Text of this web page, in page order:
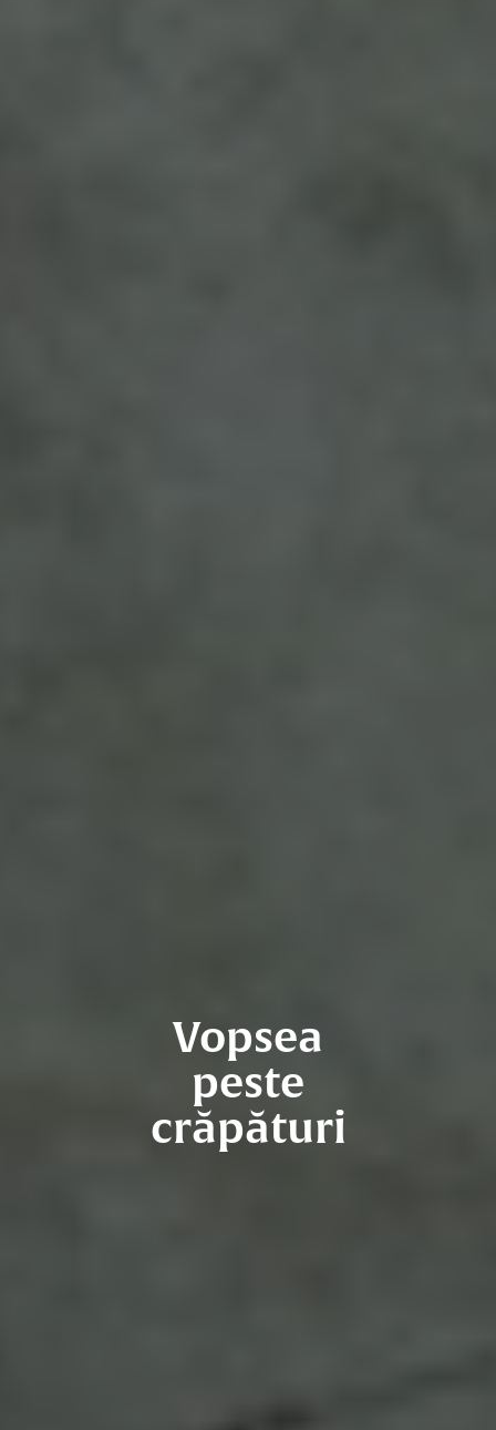
Vopsea
peste
crăpături